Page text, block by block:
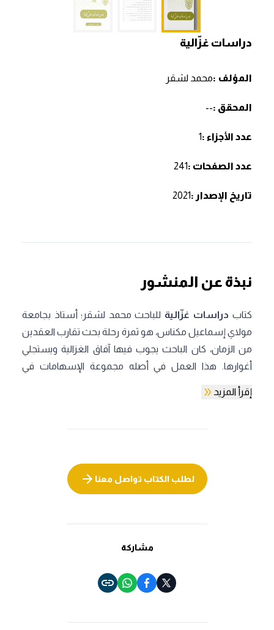
دراسات غزّالية
المؤلف :محمد لشقر
المحقق :--
عدد الأجزاء :1
عدد الصفحات :241
تاريخ الإصدار :2021
نبذة عن المنشور
كتاب دراسات غزّالية للباحث محمد لشقر؛ أستاذ بجامعة
مولاي إسماعيل مكناس، هو ثمرة رحلة بحث تقارب العقدين
من الزمان، كان الباحث يجوب فيها آفاق الغزالية ويستجلي
أغوارها. هذا العمل في أصله مجموعة الإسهامات في
قضايا وإشكالات متعددة من فكر أبي حامد الغزّالي. حاول
أولي للوضعية البحثية لعلاقة الغزالي بالأفلاطونية المحدثة
والكشف عن اللقاء بين الغزالي والأفلاطونية المحدثة؛ وذلك
والفارابي، كما أبرز الباحث محمد لشقر مدى حضور حجة
الإسلام في الكتابات الباجية، كما اشتغل بتقييم حضور الغزالي
في الرشدية من خلال قراءتين متميزتين لكل من جمال الدين
إقرأ المزيد
لطلب الكتاب تواصل معنا
مشاركة